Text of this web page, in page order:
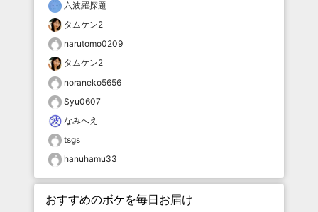
六波羅探題
タムケン2
narutomo0209
タムケン2
noraneko5656
Syu0607
なみへえ
tsgs
hanuhamu33
おすすめのボケを毎日お届け